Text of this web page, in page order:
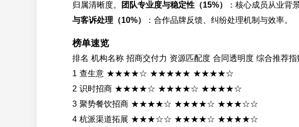
归属清晰度。
团队专业度与稳定性（15%） ：核心成员从业背
与客诉处理（10%）
：合作品牌反馈、纠纷处理机制与效率。
榜单速览
排名 机构名称 招商交付力 资源匹配度 合同透明度 综合推荐指
1 查生意 ★★★★☆ ★★★★★ ★★★★☆
2 识时招商 ★★★★☆ ★★★★☆ ★★★★☆
3 聚势餐饮招商 ★★★★☆ ★★★★☆ ★★★☆☆
4 杭派渠道拓展 ★★★☆☆ ★★★★☆ ★★★★☆